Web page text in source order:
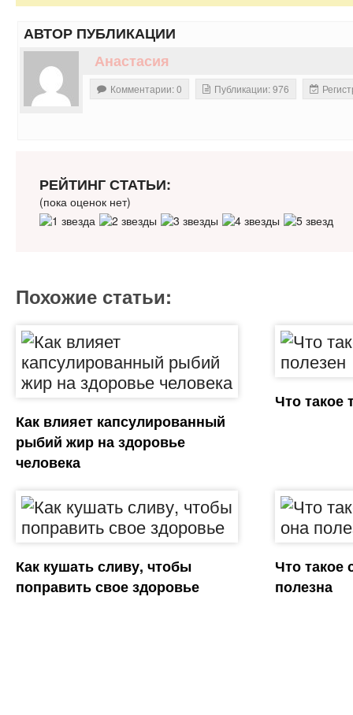
АВТОР ПУБЛИКАЦИИ
Анастасия
Комментарии: 0 Публикации: 976
РЕЙТИНГ СТАТЬИ:
(пока оценок нет)
Похожие статьи:
Как влияет капсулированный
рыбий жир на здоровье
человека
Что такое
Как кушать сливу, чтобы
поправить свое здоровье
Что такое
полезна